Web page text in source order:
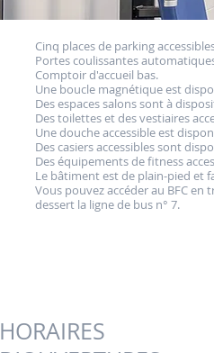
Cinq places de parking
Portes coulissantes
Comptoir d'accueil bas.
Une boucle magnétique est
Des espaces salons sont à
Des toilettes et des vestiaires
Une douche accessible est
Des casiers accessibles sont
Des équipements de fitness
Le bâtiment est de plain-pied et
Vous pouvez accéder au BFC
dessert la ligne de bus n° 7.
HORAIRES